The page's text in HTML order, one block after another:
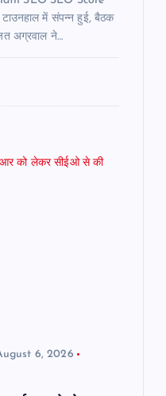
में संपन्न हुई, बैठक
अग्रवाल ने…
6, 2026